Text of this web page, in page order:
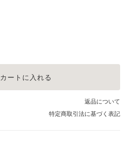
カートに入れる
返品について
特定商取引法に基づく表記